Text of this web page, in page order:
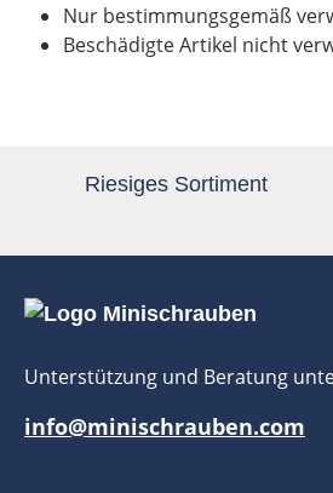
Nur bestimmungsgemäß
Beschädigte Artikel nicht
Riesiges Sortiment
Unterstützung und Beratung
info@minischrauben.com